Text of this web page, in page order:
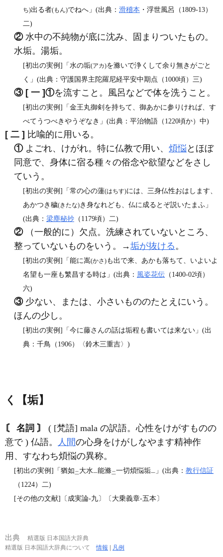
ち)出る者(もん)でねへ」(出典： 滑稽本 ・浮世風呂（1809‐13）
二)
②水中の不純物が底に沈み、固まりついたもの。
水垢。湯垢。
[初出の実例]「水の垢(アカ)を滌いで浄くして余り無きがごと
く」(出典：守護国界主陀羅尼経平安中期点（1000頃）三)
③ [ 一 ]①を流すこと。風呂などで体を洗うこと。
[初出の実例]「金王丸御剣を持ちて、御あかに参りければ、す
べてうつべきやうぞなき」(出典：平治物語（1220頃か）中)
[ 二 ] 比喩的に用いる。
①よごれ、けがれ。特に仏教で用い、 煩悩 とほぼ
同意で、身体に宿る種々の俗念や欲望などをさし
ていう。
[初出の実例]「常の心の蓮(はちす)には、三身仏性おはします、
あかつき穢(きたな)き身なれども、仏に成るとぞ説いたまふ」
(出典： 梁塵秘抄 （1179頃）二)
②（一般的に）欠点。洗練されていないところ、
整っていないものをいう。→垢が抜ける 。
[初出の実例]「能に嵩(かさ)も出で来、あかも落ちて、いよいよ
名望も一座も繁昌する時は」(出典： 風姿花伝 （1400‐02頃）
六)
③少ない、または、小さいもののたとえにいう。
ほんの少し。
[初出の実例]「今に藤さんの話は垢程も書いては来ない」(出
典：千鳥（1906）〈鈴木三重吉〉)
く【垢】
〘 名詞 〙
( [梵語] mala の訳語。心性をけがすものの
意で ) 仏語。
人間の心身をけがしなやます精神作
用、すなわち煩悩の異称。
[初出の実例]「猶如 二 大水一能滌 二一切煩悩垢一 」(出典： 教行信証
（1224）二)
[その他の文献]〔成実論‐九〕〔大乗義章‐五本〕
出典
精選版 日本国語大辞典
精選版 日本国語大辞典について情報 | 凡例